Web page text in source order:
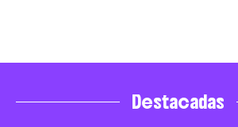
Destacadas